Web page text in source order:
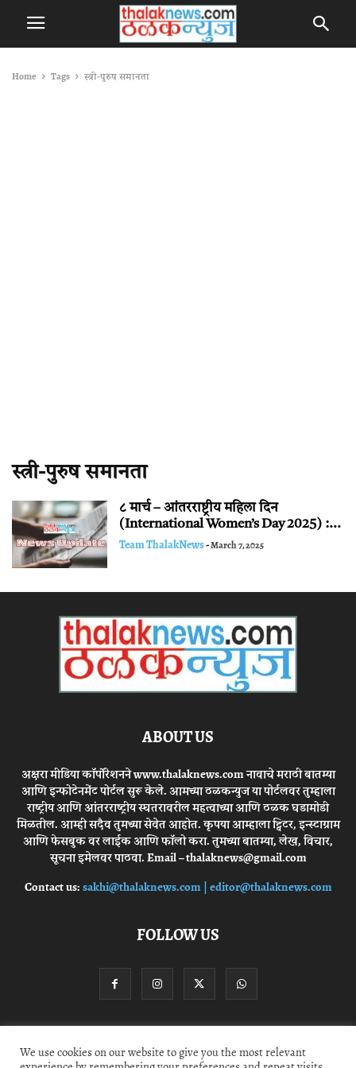
Home Tags स्त्री-पुरुष समानता
स्त्री-पुरुष समानता
८ मार्च – आंतरराष्ट्रीय महिला दिन
(International Women’s Day 2025) :...
Team ThalakNews-March 7, 2025
ABOUT US
अक्षरा मीडिया कॉर्पोरेशनने www.thalaknews.com नावाचे मराठी बातम्या
आणि इन्फोटेनमेंट पोर्टल सुरू केले. आमच्या ठळकन्युज या पोर्टलवर तुम्हाला
राष्ट्रीय आणि आंतरराष्ट्रीय स्घतरावरील महत्वाच्या आणि ठळक घडामोडी
मिळतील. आम्ही सदैव तुमच्या सेवेत आहोत. कृपया आम्हाला ट्विटर, इन्स्टाग्राम
आणि फेसबुक वर लाईक आणि फॉलो करा. तुमच्या बातम्या, लेख, विचार,
सूचना इमेलवर पाठवा. Email – thalaknews@gmail.com
Contact us:sakhi@thalaknews.com | editor@thalaknews.com
FOLLOW US
Privacy Policy Contact Us
We use cookies on our website to give you the most relevant